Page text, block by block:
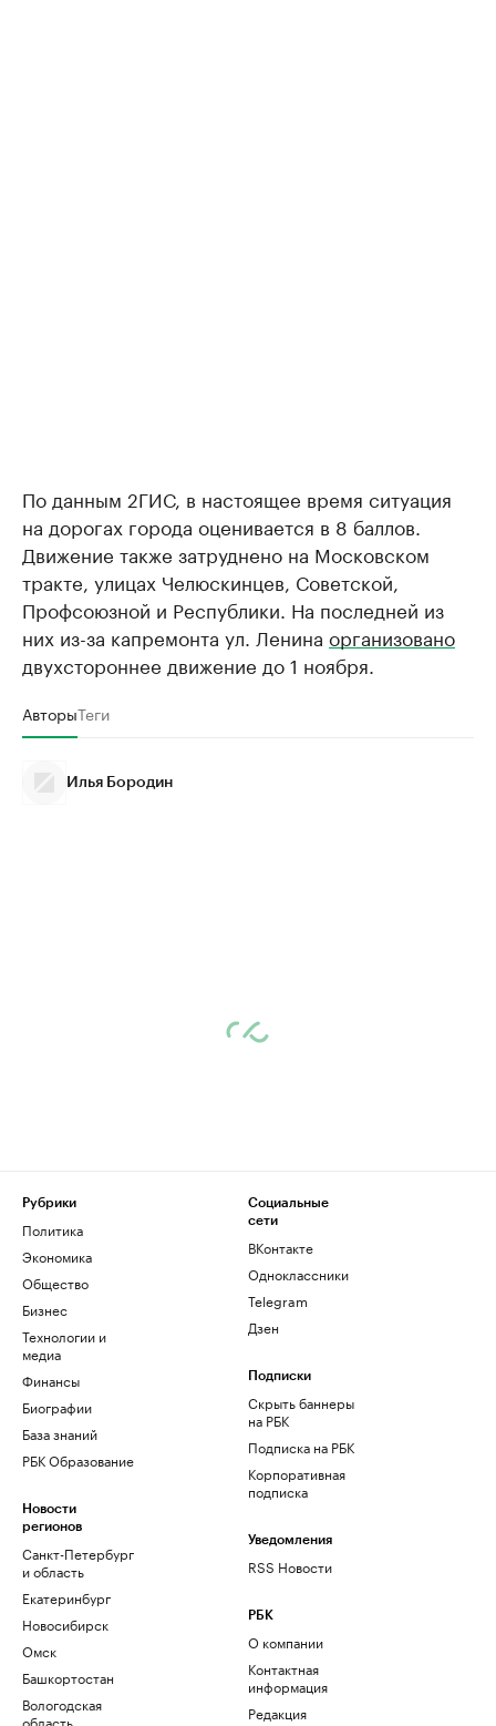
По данным 2ГИС, в настоящее время ситуация
на дорогах города оценивается в 8 баллов.
Движение также затруднено на Московском
тракте, улицах Челюскинцев, Советской,
Профсоюзной и Республики. На последней из
них из-за капремонта ул. Ленина организовано
двухстороннее движение до 1 ноября.
АвторыТеги
Илья Бородин
Рубрики
Политика
Экономика
Общество
Бизнес
Технологии и
медиа
Финансы
Биографии
База знаний
РБК Образование
Новости
регионов
Санкт-Петербург
и область
Екатеринбург
Новосибирск
Омск
Башкортостан
Вологодская
область
Социальные
сети
ВКонтакте
Одноклассники
Telegram
Дзен
Подписки
Скрыть баннеры
на РБК
Подписка на РБК
Корпоративная
подписка
Уведомления
RSS Новости
РБК
О компании
Контактная
информация
Редакция